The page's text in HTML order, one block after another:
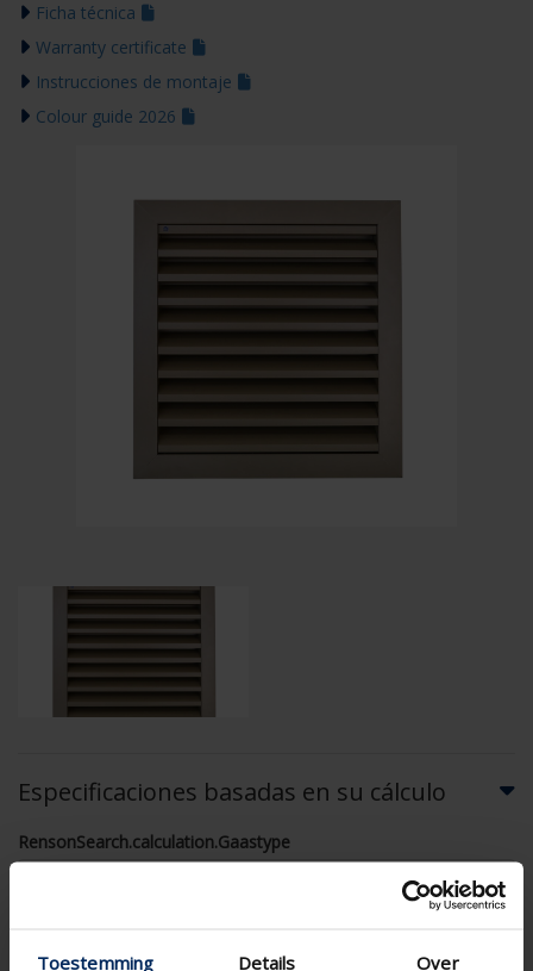
Toestemming Details Over
Ficha técnica
Warranty certificate
Instrucciones de montaje
Colour guide 2026
Especificaciones basadas en su cálculo
RensonSearch.calculation.Gaastype